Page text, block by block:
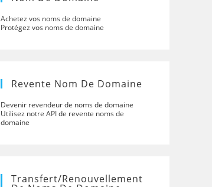
Achetez vos noms de domaine
Protégez vos noms de domaine
Revente Nom De Domaine
Devenir revendeur de noms de domaine
Utilisez notre API de revente noms de
domaine
Transfert/renouvellement